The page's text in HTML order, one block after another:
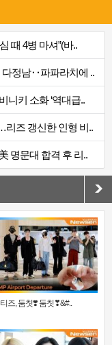
때 4병 마셔”(바..
다정남‥파파라치에 ..
니키 소화 ‘역대급..
리즈 갱신한 인형 비..
명문대 합격 후 리..
즈, 둠칫❣️ 둠칫❣&#..